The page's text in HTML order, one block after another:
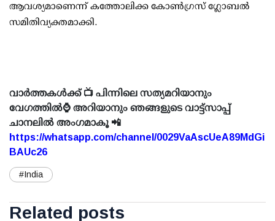
ആവശ്യമാണെന്ന് കത്തോലിക്ക കോണ്‍ഗ്രസ് ഗ്ലോബല്‍
സമിതിവ്യക്തമാക്കി.
വാർത്തകൾക്ക് 📺 പിന്നിലെ സത്യമറിയാനും
വേഗത്തിൽ⌚ അറിയാനും ഞങ്ങളുടെ വാട്ട്സാപ്പ്
ചാനലിൽ അംഗമാകൂ 📲
https://whatsapp.com/channel/0029VaAscUeA89MdGi
BAUc26
#India
Related posts